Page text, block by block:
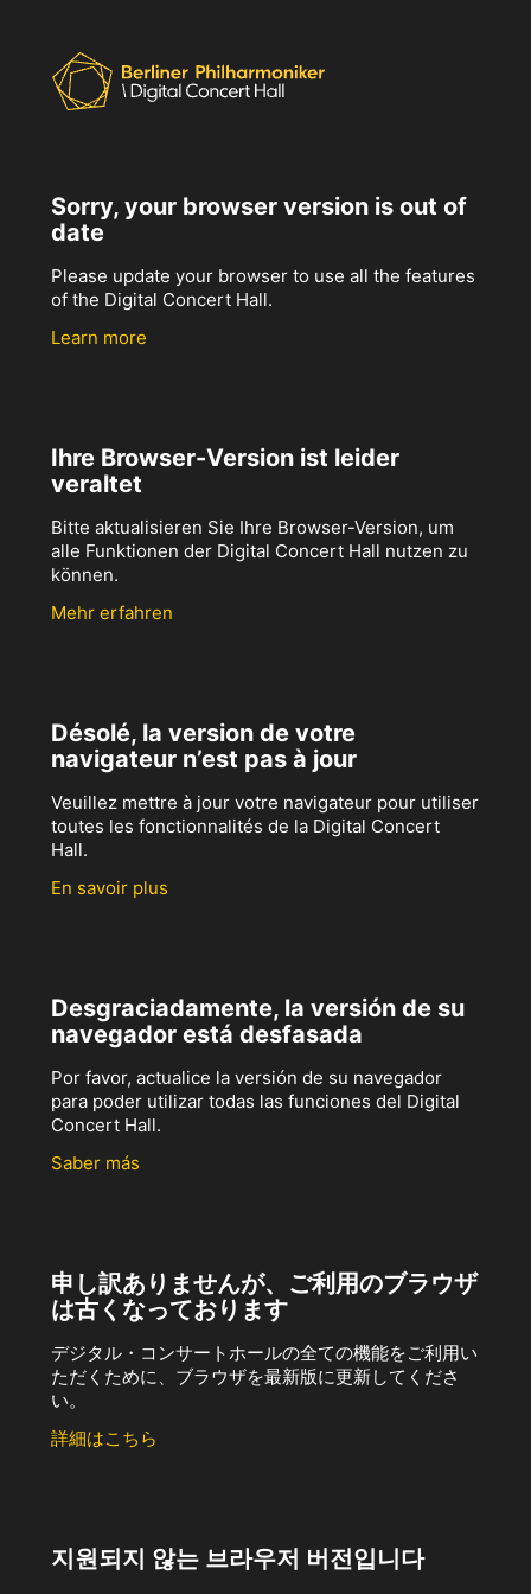
Sorry, your browser version is out of
date
Please update your browser to use all the features
of the Digital Concert Hall.
Learn more
Ihre Browser-Version ist leider
veraltet
Bitte aktualisieren Sie Ihre Browser-Version, um
alle Funktionen der Digital Concert Hall nutzen zu
können.
Mehr erfahren
Désolé, la version de votre
navigateur n’est pas à jour
Veuillez mettre à jour votre navigateur pour utiliser
toutes les fonctionnalités de la Digital Concert
Hall.
En savoir plus
Desgraciadamente, la versión de su
navegador está desfasada
Por favor, actualice la versión de su navegador
para poder utilizar todas las funciones del Digital
Concert Hall.
Saber más
申し訳ありませんが、ご利用のブラウザ
は古くなっております
デジタル・コンサートホールの全ての機能をご利用い
ただくために、ブラウザを最新版に更新してくださ
い。
詳細はこちら
지원되지 않는 브라우저 버전입니다